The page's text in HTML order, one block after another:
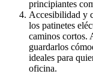
principiantes
Accesibilidad y
los patinetes
caminos cortos.
guardarlos
ideales para
oficina.